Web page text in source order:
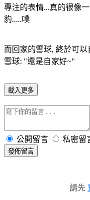
專注的表情...真的很像
豹.....噗
而回家的雪球, 終於可
雪球: "還是自家好~"
載入更多
公開留言 私密留
發佈留言
請先